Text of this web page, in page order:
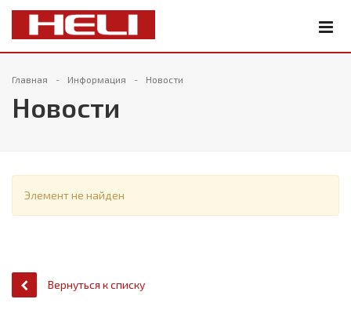
Главная Информация Новости
Новости
Элемент не найден
Вернуться к списку